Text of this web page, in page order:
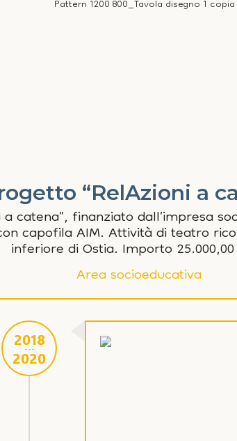
“RelAzioni a
catena”, finanziato dall’impresa
capofila AIM. Attività di teatro
inferiore di Ostia. Importo
Area socioeducativa
2018
---
2020